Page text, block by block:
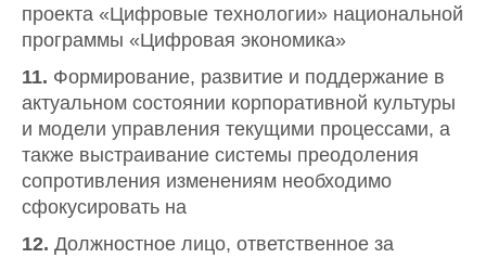
проекта «Цифровые технологии» национальной
программы «Цифровая экономика»
11. Формирование, развитие и поддержание в
актуальном состоянии корпоративной культуры
и модели управления текущими процессами, а
также выстраивание системы преодоления
сопротивления изменениям необходимо
сфокусировать на
12. Должностное лицо, ответственное за